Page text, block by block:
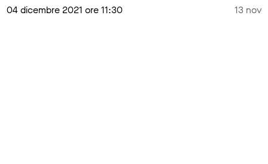
04 dicembre 2021 ore 11:30 13